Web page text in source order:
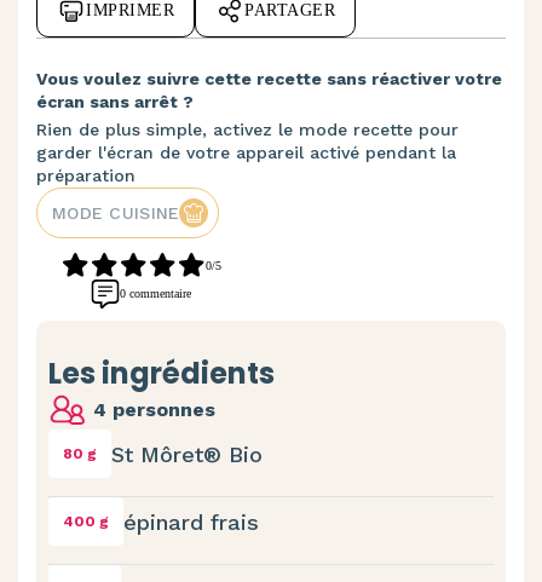
IMPRIMER PARTAGER
Vous voulez suivre cette recette sans réactiver votre
écran sans arrêt ?
Rien de plus simple, activez le mode recette pour
garder l'écran de votre appareil activé pendant la
préparation
MODE CUISINE
0/5
0 commentaire
Les ingrédients
4 personnes
80 g St Môret® Bio
400 g épinard frais